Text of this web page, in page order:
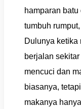
hamparan
tumbuh
Dulunya ketika
berjalan sekitar
mencuci dan
biasanya,
makanya